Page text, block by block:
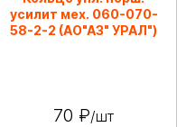
усилит мех. 060-070-
58-2-2 (АО"АЗ" УРАЛ")
70 ₽/шт